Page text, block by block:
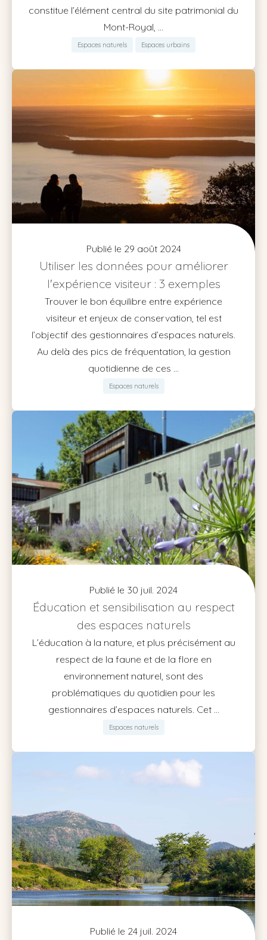
constitue l’élément central du site patrimonial du
Mont-Royal, ...
Espaces naturels Espaces urbains
Publié le 29 août 2024
Utiliser les données pour améliorer
l'expérience visiteur : 3 exemples
Trouver le bon équilibre entre expérience
visiteur et enjeux de conservation, tel est
l’objectif des gestionnaires d’espaces naturels.
Au delà des pics de fréquentation, la gestion
quotidienne de ces ...
Espaces naturels
Publié le 30 juil. 2024
Éducation et sensibilisation au respect
des espaces naturels
L’éducation à la nature, et plus précisément au
respect de la faune et de la flore en
environnement naturel, sont des
problématiques du quotidien pour les
gestionnaires d’espaces naturels. Cet ...
Espaces naturels
Publié le 24 juil. 2024